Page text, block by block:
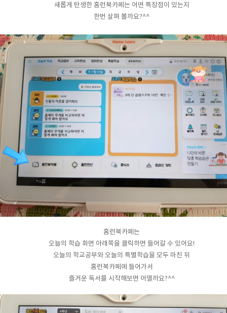
새롭게 탄생한 홈런북카페는 어떤 특장점이 있는지
한번 살펴 볼까요?^^
홈런북카페는
오늘의 학습 화면 아래쪽을 클릭하면 들어갈 수 있어요!
오늘의 학교공부와 오늘의 특별학습을 모두 마친 뒤
홈런북카페에 들어가서
즐거운 독서를 시작해보면 어떨까요?^^